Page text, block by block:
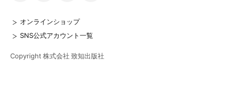
オンラインショップ
SNS公式アカウント一覧
Copyright 株式会社 致知出版社